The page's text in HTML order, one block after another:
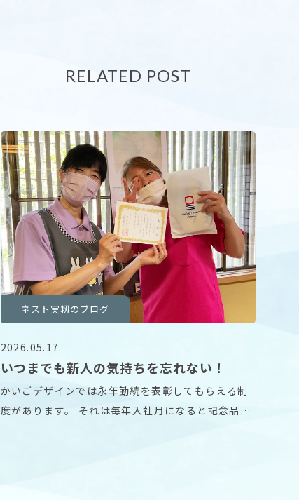
RELATED POST
ネスト実籾のブログ
2026.05.17
いつまでも新人の気持ちを忘れない！
かいごデザインでは永年勤続を表彰してもらえる制
度があります。 それは毎年入社月になると記念品と